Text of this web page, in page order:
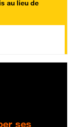
au lieu de
ses